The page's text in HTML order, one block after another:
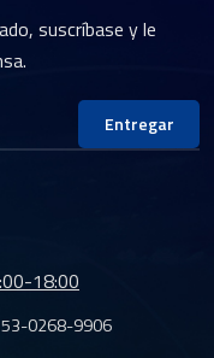
suscríbase y le
Entregar
18:00
0268-9906